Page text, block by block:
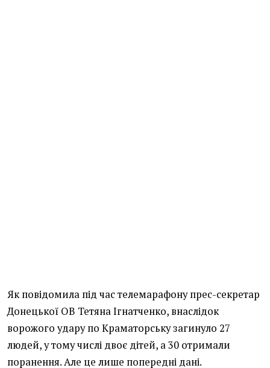
Як повідомила під час телемарафону прес-секретар
Донецької ОВ Тетяна Ігнатченко, внаслідок
ворожого удару по Краматорську загинуло 27
людей, у тому числі двоє дітей, а 30 отримали
поранення. Але це лише попередні дані.